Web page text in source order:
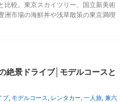
比較。東京スカイツリー、国立新美術
洲市場の海鮮丼や浅草散策の東京満喫
絶景ドライブ│モデルコースと
ブ, モデルコース, レンタカー, 一人旅, 兼六